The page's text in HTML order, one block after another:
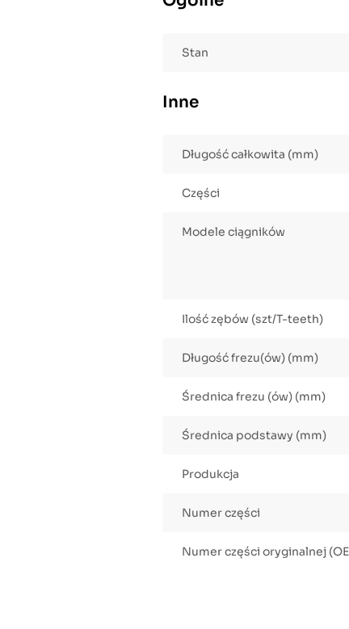
Stan
Inne
Długość całkowita (mm)
Części
Modele ciągników
Ilość zębów (szt/T-teeth)
Długość frezu(ów) (mm)
Średnica frezu (ów) (mm)
Średnica podstawy (mm)
Produkcja
Numer części
Numer części oryginalnej